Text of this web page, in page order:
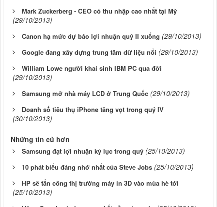
Mark Zuckerberg - CEO có thu nhập cao nhất tại Mỹ
(29/10/2013)
Canon hạ mức dự báo lợi nhuận quý II xuống (29/10/2013)
Google đang xây dựng trung tâm dữ liệu nổi (29/10/2013)
William Lowe người khai sinh IBM PC qua đời
(29/10/2013)
Samsung mở nhà máy LCD ở Trung Quốc (29/10/2013)
Doanh số tiêu thụ iPhone tăng vọt trong quý IV
(30/10/2013)
Những tin cũ hơn
Samsung đạt lợi nhuận kỷ lục trong quý (25/10/2013)
10 phát biểu đáng nhớ nhất của Steve Jobs (25/10/2013)
HP sẽ tấn công thị trường máy in 3D vào mùa hè tới
(25/10/2013)